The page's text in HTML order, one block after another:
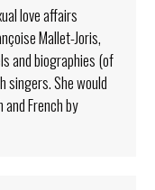
love affairs
Mallet-Joris,
and biographies (of
singers. She would
French by